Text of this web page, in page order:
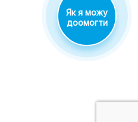
Як я можу
доомогти